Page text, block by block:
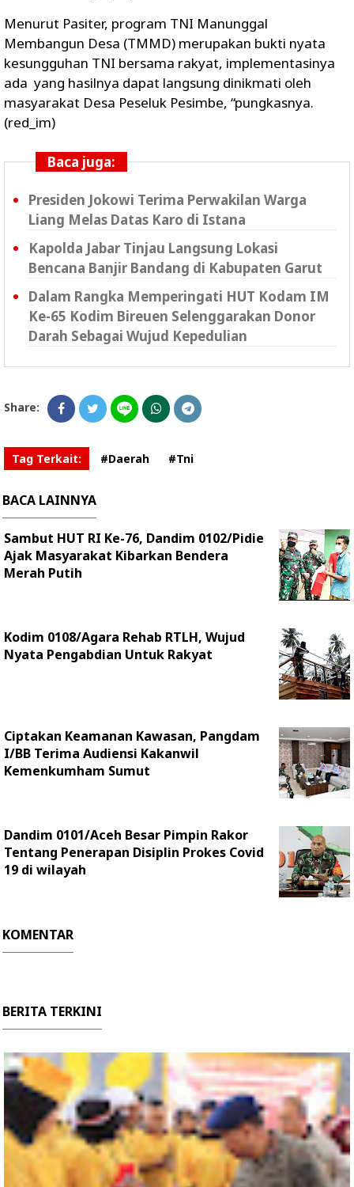
Menurut Pasiter, program TNI Manunggal
Membangun Desa (TMMD) merupakan bukti nyata
kesungguhan TNI bersama rakyat, implementasinya
ada yang hasilnya dapat langsung dinikmati oleh
masyarakat Desa Peseluk Pesimbe, “pungkasnya.
(red_im)
Baca juga:
Presiden Jokowi Terima Perwakilan Warga
Liang Melas Datas Karo di Istana
Kapolda Jabar Tinjau Langsung Lokasi
Bencana Banjir Bandang di Kabupaten Garut
Dalam Rangka Memperingati HUT Kodam IM
Ke-65 Kodim Bireuen Selenggarakan Donor
Darah Sebagai Wujud Kepedulian
Share:
Tag Terkait: #Daerah #Tni
BACA LAINNYA
Sambut HUT RI Ke-76, Dandim 0102/Pidie
Ajak Masyarakat Kibarkan Bendera
Merah Putih
Kodim 0108/Agara Rehab RTLH, Wujud
Nyata Pengabdian Untuk Rakyat
Ciptakan Keamanan Kawasan, Pangdam
I/BB Terima Audiensi Kakanwil
Kemenkumham Sumut
Dandim 0101/Aceh Besar Pimpin Rakor
Tentang Penerapan Disiplin Prokes Covid
19 di wilayah
KOMENTAR
BERITA TERKINI